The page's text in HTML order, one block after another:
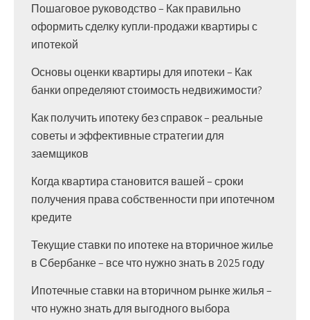
Пошаговое руководство – Как правильно
оформить сделку купли-продажи квартиры с
ипотекой
Основы оценки квартиры для ипотеки – Как
банки определяют стоимость недвижимости?
Как получить ипотеку без справок – реальные
советы и эффективные стратегии для
заемщиков
Когда квартира становится вашей – сроки
получения права собственности при ипотечном
кредите
Текущие ставки по ипотеке на вторичное жилье
в Сбербанке – все что нужно знать в 2025 году
Ипотечные ставки на вторичном рынке жилья –
что нужно знать для выгодного выбора